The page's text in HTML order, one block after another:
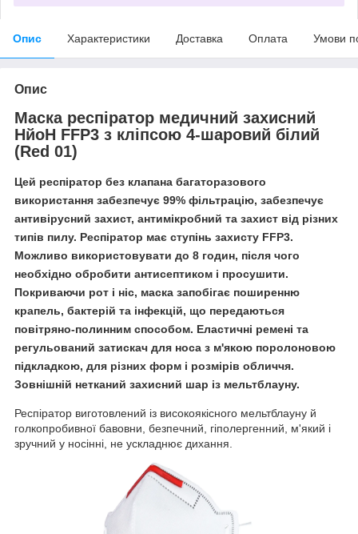
Опис Характеристики Доставка Оплата Умови
Опис
Маска респіратор медичний захисний
НйоН FFP3 з кліпсою 4-шаровий білий
(Red 01)
Цей респіратор без клапана багаторазового
використання забезпечує 99% фільтрацію, забезпечує
антивірусний захист, антимікробний та захист від різних
типів пилу. Респіратор має ступінь захисту FFP3.
Можливо використовувати до 8 годин, після чого
необхідно обробити антисептиком і просушити.
Покриваючи рот і ніс, маска запобігає поширенню
крапель, бактерій та інфекцій, що передаються
повітряно-полинним способом. Еластичні ремені та
регульований затискач для носа з м'якою поролоновою
підкладкою, для різних форм і розмірів обличчя.
Зовнішній нетканий захисний шар із мельтблауну.
Респіратор виготовлений із високоякісного мельтблауну й
голкопробивної бавовни, безпечний, гіполергенний, м'який і
зручний у носінні, не ускладнює дихання.